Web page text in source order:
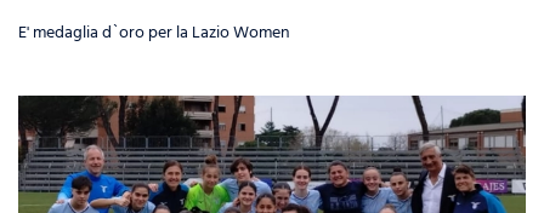
E' medaglia d`oro per la Lazio Women